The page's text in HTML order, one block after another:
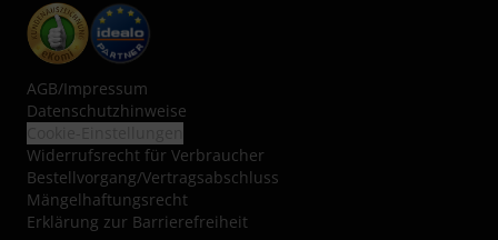
AGB/Impressum
Datenschutzhinweise
Widerrufsrecht für Verbraucher
Bestellvorgang/Vertragsabschluss
Mängelhaftungsrecht
Erklärung zur Barrierefreiheit